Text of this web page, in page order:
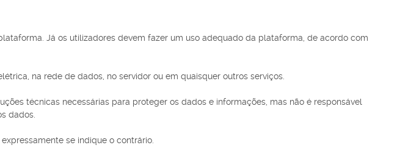
Já os utilizadores devem fazer um uso adequado da plataforma, de acordo com
na rede de dados, no servidor ou em quaisquer outros serviços.
técnicas necessárias para proteger os dados e informações, mas não é responsável
dados.
se indique o contrário.